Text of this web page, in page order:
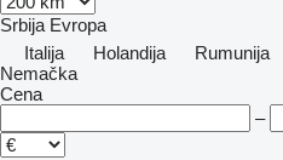
Srbija Evropa
Italija
Holandija Rumunija
Nemačka
Cena
–